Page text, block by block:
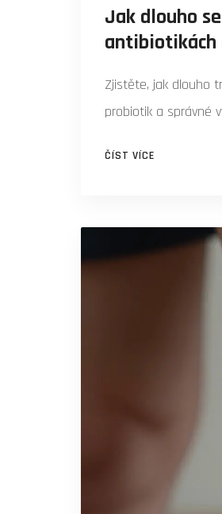
Jak dlouho
antibiotikách
Zjistěte, jak dlouho
probiotik a správné
ČÍST VÍCE